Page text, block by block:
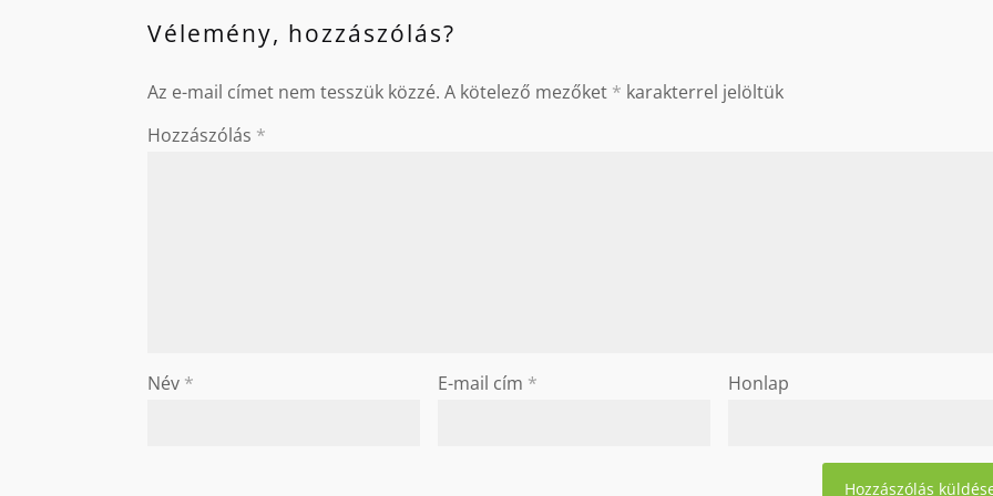
Vélemény, hozzászólás?
Az e-mail címet nem tesszük közzé. A kötelező mezőket * karakterrel jelöltük
Hozzászólás *
Név * E-mail cím * Honlap